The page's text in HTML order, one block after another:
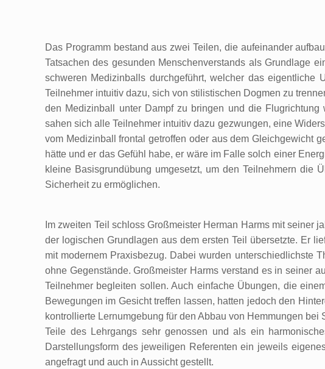
Das Programm bestand aus zwei Teilen, die aufeinander
Tatsachen des gesunden Menschenverstands als Grundlage
schweren Medizinballs durchgeführt, welcher das
Teilnehmer intuitiv dazu, sich von stilistischen Dogmen zu
den Medizinball unter Dampf zu bringen und die
sahen sich alle Teilnehmer intuitiv dazu gezwungen, eine
vom Medizinball frontal getroffen oder aus dem Gleichgewicht
hätte und er das Gefühl habe, er wäre im Falle solch einer
kleine Basisgrundübung umgesetzt, um den Teilnehmern die
Sicherheit zu ermöglichen.
Im zweiten Teil schloss Großmeister Herman Harms mit
der logischen Grundlagen aus dem ersten Teil übersetzte. Er
mit modernem Praxisbezug. Dabei wurden unterschiedlichste
ohne Gegenstände. Großmeister Harms verstand es in seiner
Teilnehmer begleiten sollen. Auch einfache Übungen, die
Bewegungen im Gesicht treffen lassen, hatten jedoch den
kontrollierte Lernumgebung für den Abbau von Hemmungen
Teile des Lehrgangs sehr genossen und als ein
Darstellungsform des jeweiligen Referenten ein jeweils
angefragt und auch in Aussicht gestellt.